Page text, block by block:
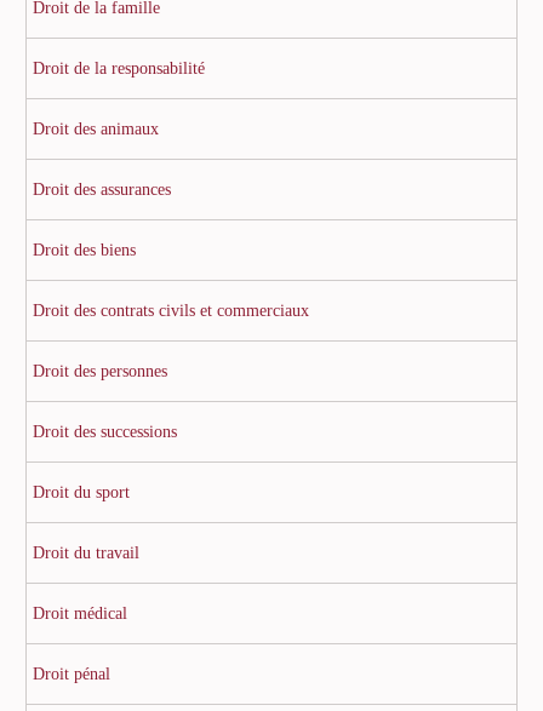
Droit de la famille
Droit de la responsabilité
Droit des animaux
Droit des assurances
Droit des biens
Droit des contrats civils et commerciaux
Droit des personnes
Droit des successions
Droit du sport
Droit du travail
Droit médical
Droit pénal